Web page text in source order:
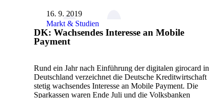
16. 9. 2019
Markt & Studien
DK: Wachsendes Interesse an Mobile
Payment
Rund ein Jahr nach Einführung der digitalen girocard in
Deutschland verzeichnet die Deutsche Kreditwirtschaft
stetig wachsendes Interesse an Mobile Payment. Die
Sparkassen waren Ende Juli und die Volksbanken